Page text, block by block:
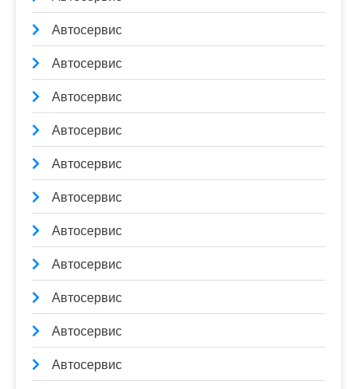
Автосервис
Автосервис
Автосервис
Автосервис
Автосервис
Автосервис
Автосервис
Автосервис
Автосервис
Автосервис
Автосервис